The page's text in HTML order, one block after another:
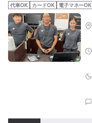
代車OK カードOK 電子マネーOK